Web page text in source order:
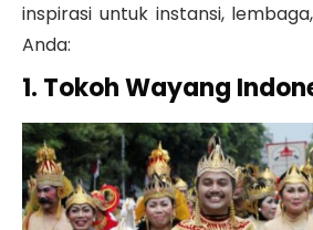
inspirasi untuk instansi,
Anda:
1. Tokoh Wayang